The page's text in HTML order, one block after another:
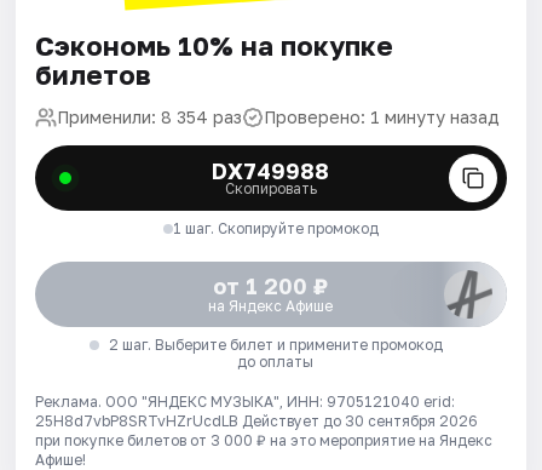
Сэкономь 10% на покупке
билетов
Применили: 8 354 раз Проверено: 1 минуту назад
DX749988
Скопировать
1 шаг. Скопируйте промокод
от 1 200 ₽
на Яндекс Афише
2 шаг. Выберите билет и примените промокод
до оплаты
Реклама. ООО "ЯНДЕКС МУЗЫКА", ИНН: 9705121040 erid:
25H8d7vbP8SRTvHZrUcdLB Действует до 30 сентября 2026
при покупке билетов от 3 000 ₽ на это мероприятие на Яндекс
Афише!